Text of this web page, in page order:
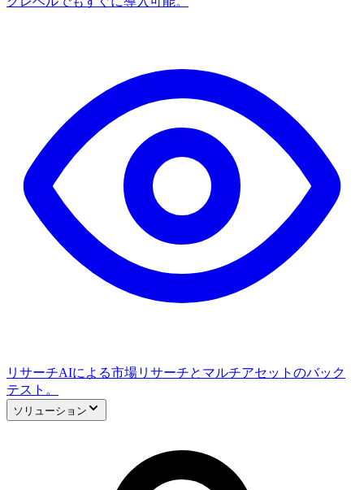
リサーチAIによる市場リサーチとマルチアセットのバック
テスト。
ソリューション